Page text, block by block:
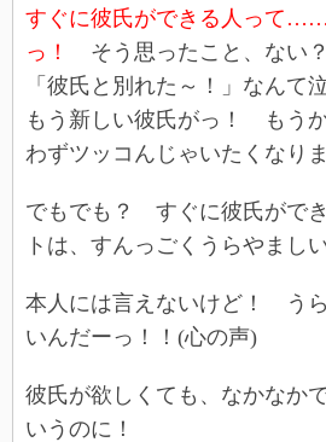
すぐに彼氏ができる人って
っ！
そう思ったこと、ない
「彼氏と別れた～！」なん
もう新しい彼氏がっ！ もう
わずツッコんじゃいたくなり
でもでも？ すぐに彼氏がで
トは、すんっごくうらやまし
本人には言えないけど！ う
いんだーっ！！(心の声)
彼氏が欲しくても、なかなか
いうのに！